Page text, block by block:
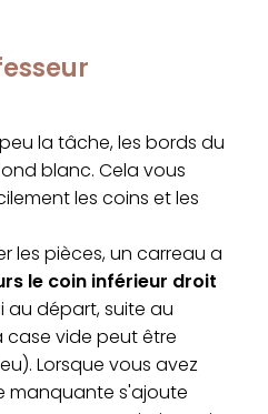
la tâche, les bords du
blanc. Cela vous
les coins et les
les pièces, un carreau a
le coin inférieur droit
au départ, suite au
case vide peut être
Lorsque vous avez
manquante s'ajoute